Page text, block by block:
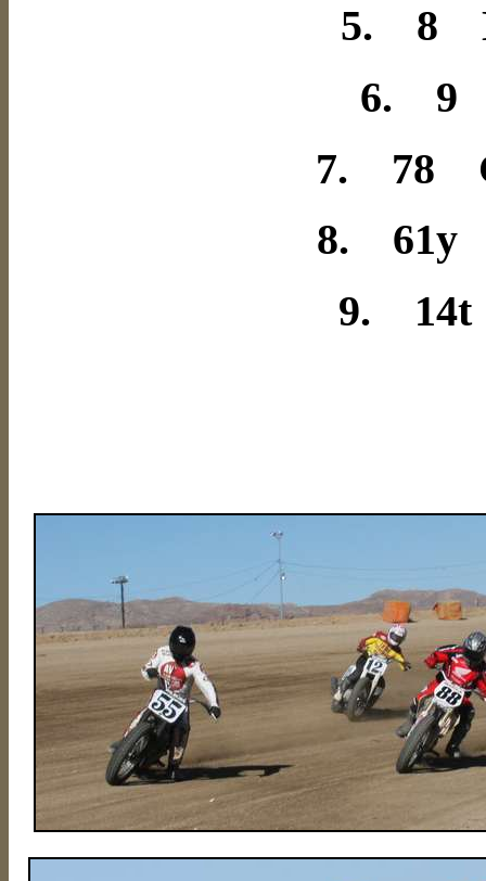
5. 8
6. 9
7. 78
8. 61y
9. 14t